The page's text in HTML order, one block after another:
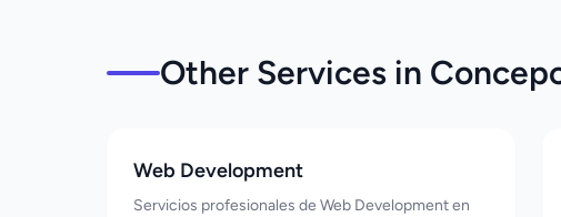
Other Services in
Web Development
Servicios profesionales de Web Development en